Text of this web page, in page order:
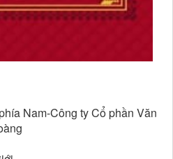
Nam-Công ty Cổ phần Văn